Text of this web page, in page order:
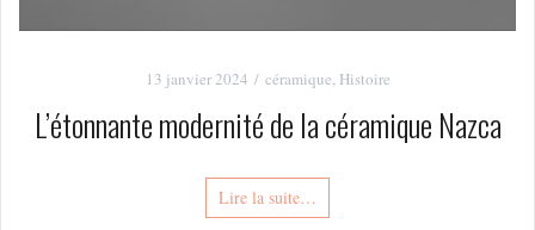
13 janvier 2024 céramique, Histoire
L’étonnante modernité de la céramique Nazca
Lire la suite…